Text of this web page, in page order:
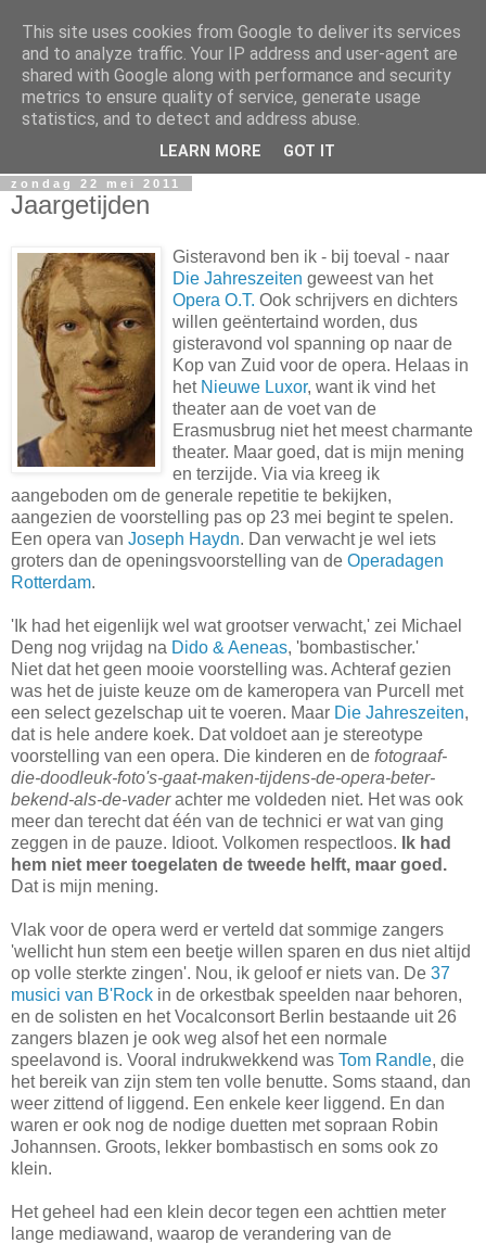
Miguel Santos
Ergens in Rotterdam. Waarschijnlijk in de nacht. Pen en
zondag 22 mei 2011
Jaargetijden
Gisteravond ben ik - bij toeval - naar
Die Jahreszeiten geweest van het
Opera O.T. Ook schrijvers en dichters
willen geëntertaind worden, dus
gisteravond vol spanning op naar de
Kop van Zuid voor de opera. Helaas in
het Nieuwe Luxor, want ik vind het
theater aan de voet van de
Erasmusbrug niet het meest charmante
theater. Maar goed, dat is mijn mening
en terzijde. Via via kreeg ik
aangeboden om de generale repetitie te bekijken,
aangezien de voorstelling pas op 23 mei begint te spelen.
Een opera van Joseph Haydn. Dan verwacht je wel iets
groters dan de openingsvoorstelling van de Operadagen
Rotterdam.
'Ik had het eigenlijk wel wat grootser verwacht,' zei Michael
Deng nog vrijdag na Dido & Aeneas, 'bombastischer.'
Niet dat het geen mooie voorstelling was. Achteraf gezien
was het de juiste keuze om de kameropera van Purcell met
een select gezelschap uit te voeren. Maar Die Jahreszeiten,
dat is hele andere koek. Dat voldoet aan je stereotype
voorstelling van een opera. Die kinderen en de fotograaf-
die-doodleuk-foto's-gaat-maken-tijdens-de-opera-beter-
bekend-als-de-vaderachter me voldeden niet. Het was ook
meer dan terecht dat één van de technici er wat van ging
zeggen in de pauze. Idioot. Volkomen respectloos.
Ik had
hem niet meer toegelaten de tweede helft, maar goed.
Dat is mijn mening.
Vlak voor de opera werd er verteld dat sommige zangers
'wellicht hun stem een beetje willen sparen en dus niet altijd
op volle sterkte zingen'. Nou, ik geloof er niets van. De 37
musici van B'Rock in de orkestbak speelden naar behoren,
en de solisten en het Vocalconsort Berlin bestaande uit 26
zangers blazen je ook weg alsof het een normale
speelavond is. Vooral indrukwekkend was Tom Randle, die
het bereik van zijn stem ten volle benutte. Soms staand, dan
weer zittend of liggend. Een enkele keer liggend. En dan
waren er ook nog de nodige duetten met sopraan Robin
Johannsen. Groots, lekker bombastisch en soms ook zo
klein.
Het geheel had een klein decor tegen een achttien meter
lange mediawand, waarop de verandering van de
This site uses cookies from Google to deliver its services
and to analyze traffic. Your IP address and user-agent are
shared with Google along with performance and security
metrics to ensure quality of service, generate usage
statistics, and to detect and address abuse.
LEARN MORE GOT IT